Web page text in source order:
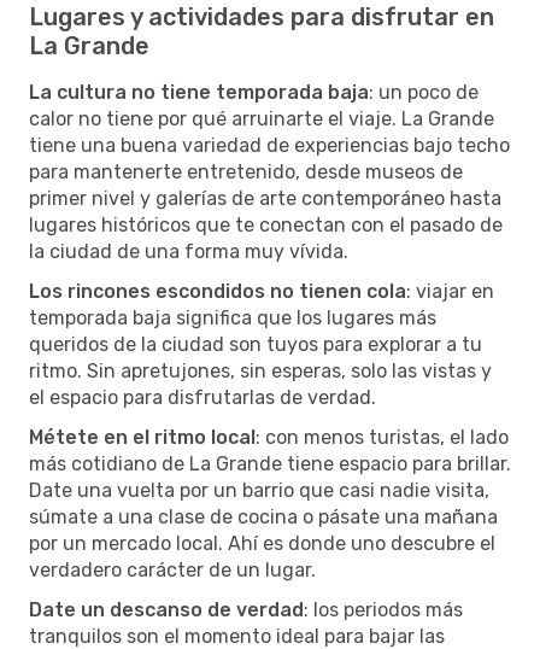
Lugares y actividades para disfrutar en
La Grande
La cultura no tiene temporada baja: un poco de
calor no tiene por qué arruinarte el viaje. La Grande
tiene una buena variedad de experiencias bajo techo
para mantenerte entretenido, desde museos de
primer nivel y galerías de arte contemporáneo hasta
lugares históricos que te conectan con el pasado de
la ciudad de una forma muy vívida.
Los rincones escondidos no tienen cola: viajar en
temporada baja significa que los lugares más
queridos de la ciudad son tuyos para explorar a tu
ritmo. Sin apretujones, sin esperas, solo las vistas y
el espacio para disfrutarlas de verdad.
Métete en el ritmo local: con menos turistas, el lado
más cotidiano de La Grande tiene espacio para brillar.
Date una vuelta por un barrio que casi nadie visita,
súmate a una clase de cocina o pásate una mañana
por un mercado local. Ahí es donde uno descubre el
verdadero carácter de un lugar.
Date un descanso de verdad: los periodos más
tranquilos son el momento ideal para bajar las